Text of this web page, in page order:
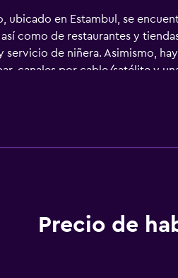
ubicado en Estambul, se
así como de restaurantes y
servicio de niñera. Asimismo,
canales por cable/satélite y
bar, donde los huéspedes
Precio de